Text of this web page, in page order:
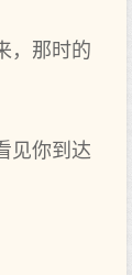
，那时的
见你到达